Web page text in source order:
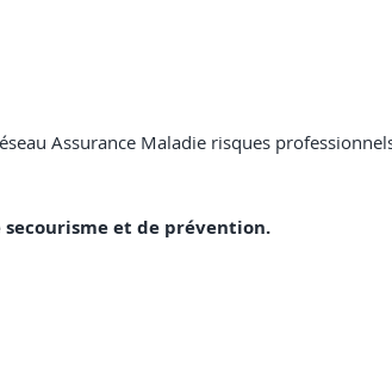
Assurance Maladie risques
secourisme et de prévention.